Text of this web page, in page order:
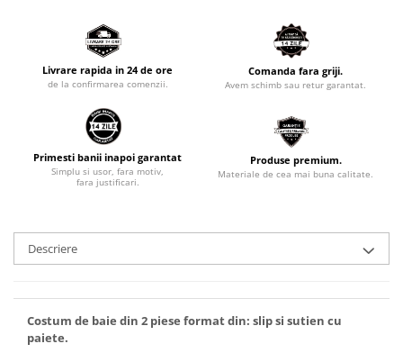
Livrare rapida in 24 de ore
de la confirmarea comenzii.
Comanda fara griji.
Avem schimb sau retur garantat.
Primesti banii inapoi garantat
Simplu si usor, fara motiv,
fara justificari.
Produse premium.
Materiale de cea mai buna calitate.
Descriere
Costum de baie din 2 piese format din: slip si sutien cu
paiete.